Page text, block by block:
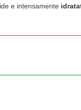
e intensamente